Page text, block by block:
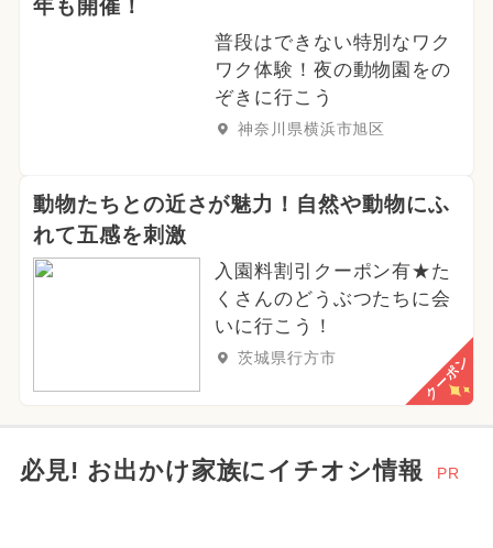
年も開催！
普段はできない特別なワク
ワク体験！夜の動物園をの
ぞきに行こう
神奈川県横浜市旭区
動物たちとの近さが魅力！自然や動物にふ
れて五感を刺激
入園料割引クーポン有★た
くさんのどうぶつたちに会
いに行こう！
茨城県行方市 クーポン
必見! お出かけ家族にイチオシ情報 PR